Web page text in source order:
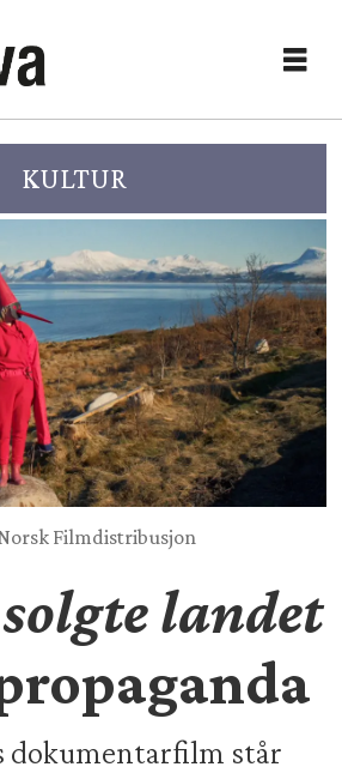
KULTUR
Filmdistribusjon
landet
dokumentarfilm står